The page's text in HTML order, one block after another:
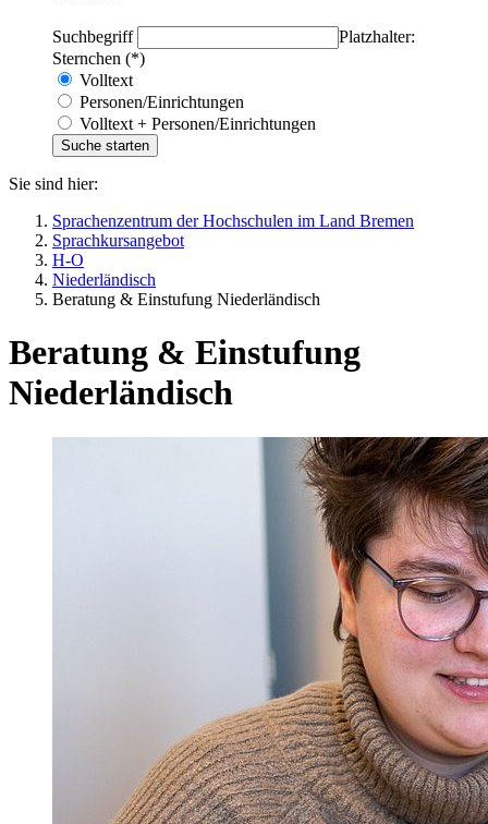
Suchbegriff
Platzhalter:
Sternchen (*)
Volltext
Personen/Einrichtungen
Volltext + Personen/Einrichtungen
Sie sind hier:
Sprachenzentrum der Hochschulen im Land Bremen
Sprachkursangebot
H-O
Niederländisch
Beratung & Einstufung Niederländisch
Beratung & Einstufung
Niederländisch